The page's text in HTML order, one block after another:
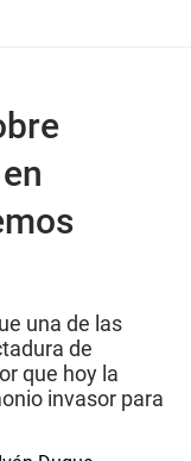
una de las
de
que hoy la
invasor para